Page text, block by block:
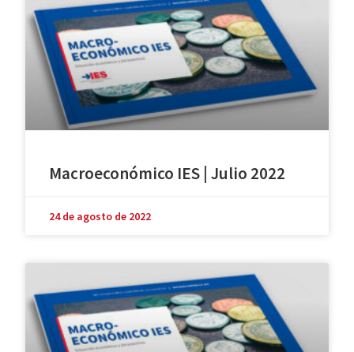
Macroeconómico IES | Julio 2022
24 de agosto de 2022